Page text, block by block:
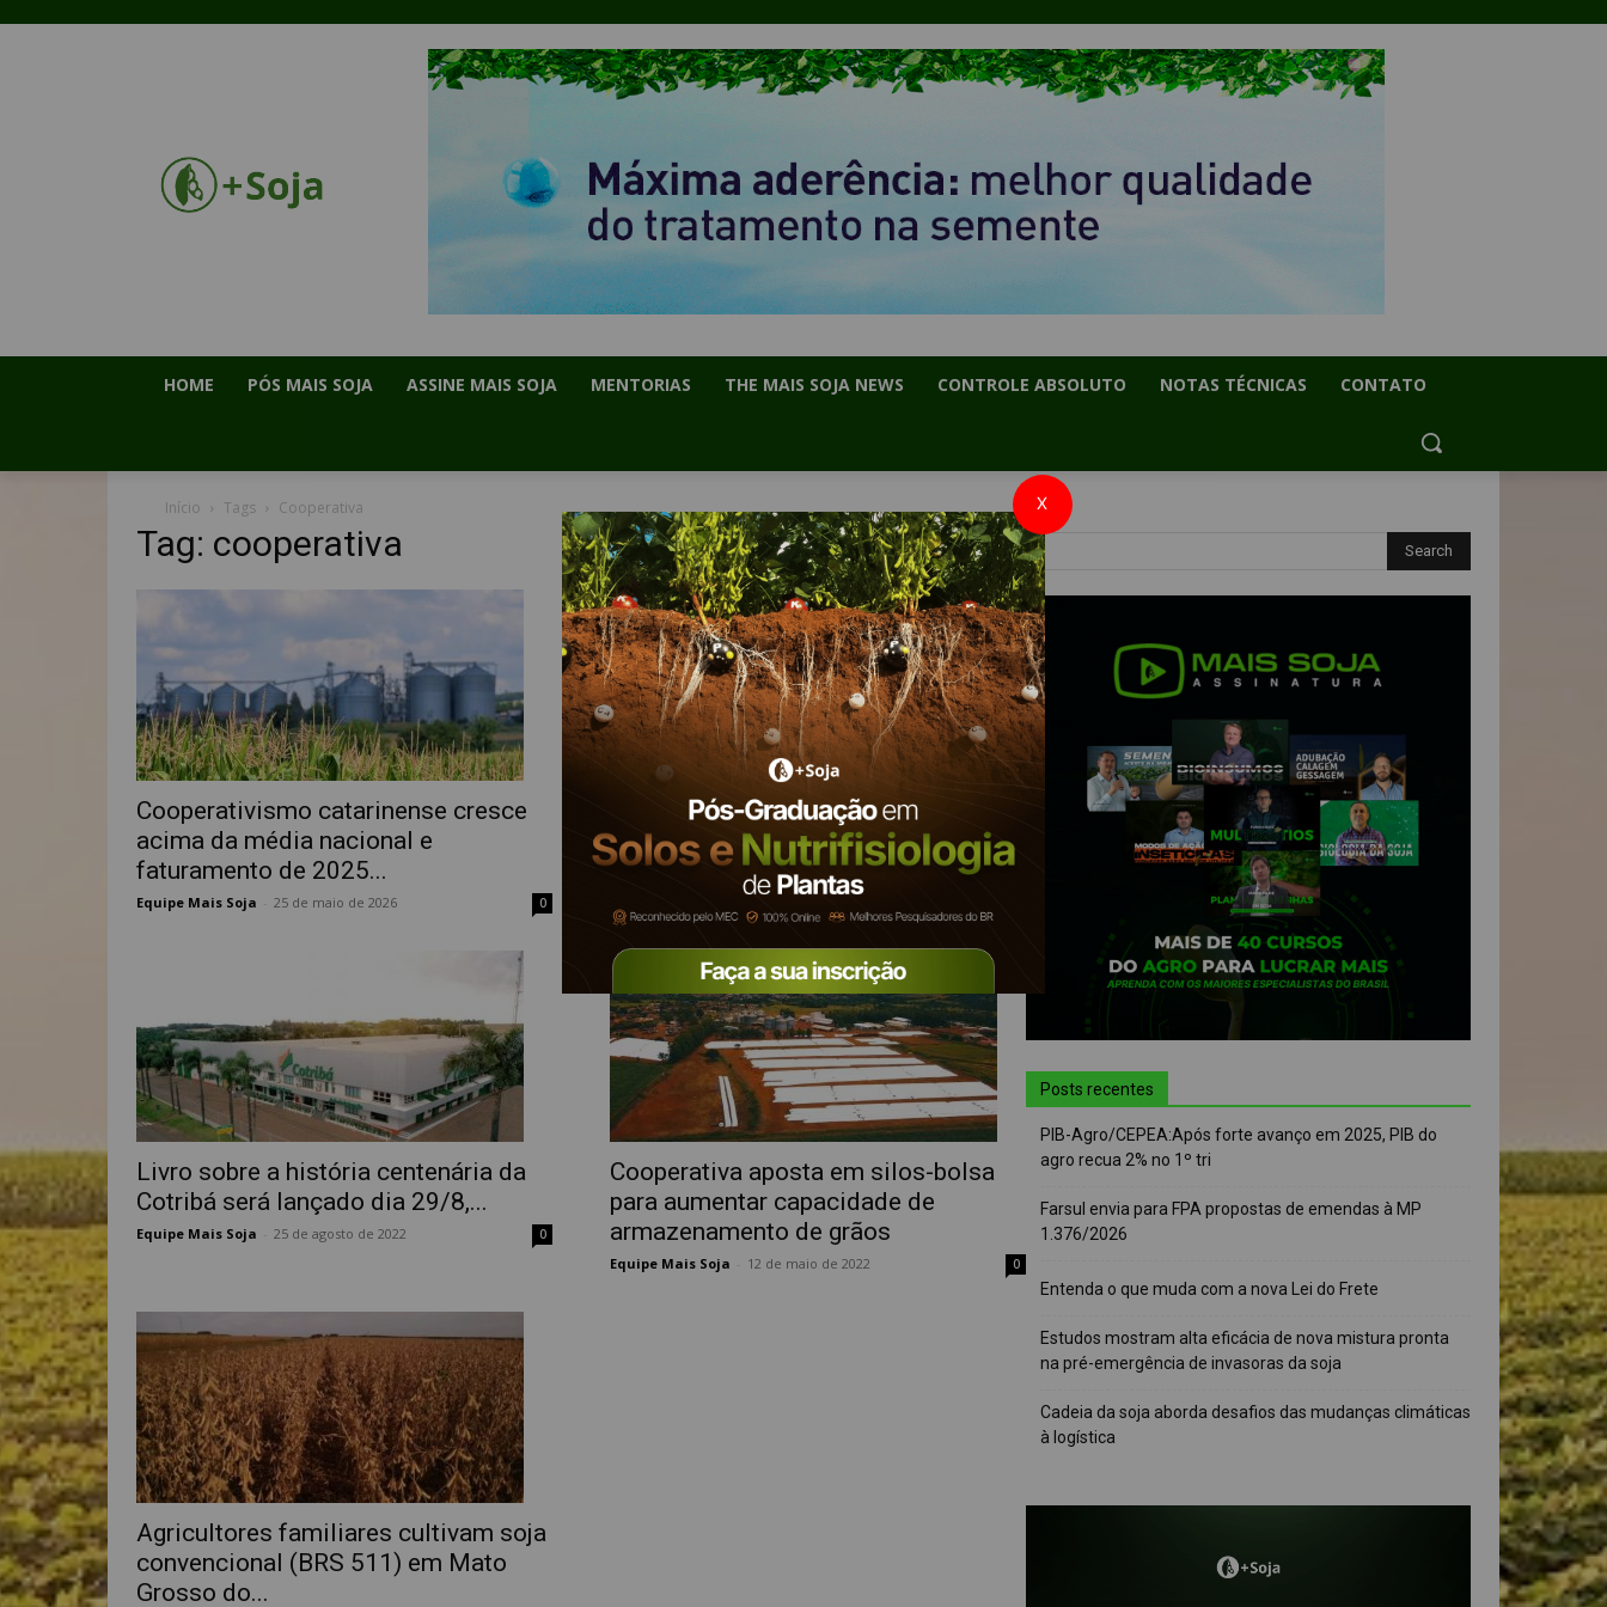
HOME PÓS MAIS SOJA ASSINE MAIS SOJA MENTORIAS THE MAIS SOJA NEWS CONTROLE ABSOLUTO NOTAS TÉCNICAS CONTATO
Início Tags Cooperativa
Tag: cooperativa
Cooperativismo catarinense cresce
acima da média nacional e
faturamento de 2025...
Equipe Mais Soja 25 de maio de 2026 0
Cooperativismo catarinense supera
109 mil empregos diretos e amplia a
geração...
Livro sobre a história centenária da
Cotribá será lançado dia 29/8,...
Equipe Mais Soja 25 de agosto de 2022 0
Cooperativa aposta em silos-bolsa
para aumentar capacidade de
armazenamento de grãos
Equipe Mais Soja 12 de maio de 2022 0
Agricultores familiares cultivam soja
convencional (BRS 511) em Mato
Grosso do...
Posts recentes
PIB-Agro/CEPEA:Após forte avanço em 2025, PIB do
agro recua 2% no 1º tri
Farsul envia para FPA propostas de emendas à MP
1.376/2026
Entenda o que muda com a nova Lei do Frete
Estudos mostram alta eficácia de nova mistura pronta
na pré-emergência de invasoras da soja
Cadeia da soja aborda desafios das mudanças climáticas
à logística
X